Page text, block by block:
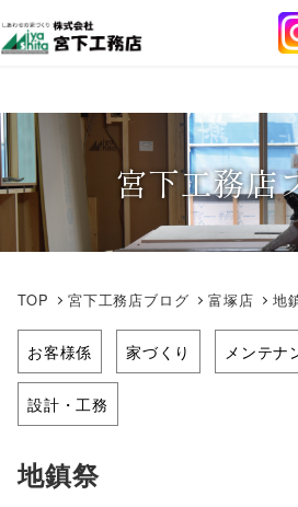
イ
ン
テ
ン
ツ
へ
移
宮下工務店
TOP 宮下工務店ブログ 富塚店 地
お客様係 家づくり メンテナ
設計・工務
地鎮祭